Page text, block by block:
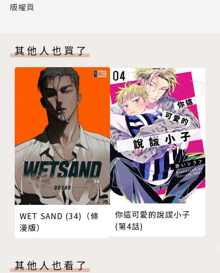
版權頁
其他人也買了
WET SAND (34)（條
漫版）
你這可愛的說謊小子
(第4話)
其他人也看了